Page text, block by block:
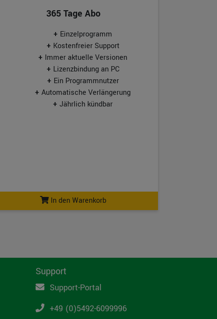
365 Tage Abo
Einzelprogramm
Kostenfreier Support
Immer aktuelle Versionen
Lizenzbindung an PC
Ein Programmnutzer
Automatische Verlängerung
Jährlich kündbar
In den Warenkorb
Support
Support-Portal
+49 (0)5492-6099996